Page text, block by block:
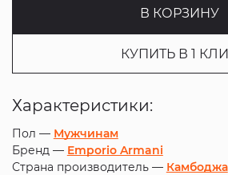
В КОРЗИНУ
КУПИТЬ В 1
Характеристики:
Пол — Мужчинам
Бренд — Emporio Armani
Страна производитель — Камбоджа